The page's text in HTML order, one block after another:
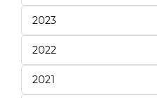
2023
2022
2021